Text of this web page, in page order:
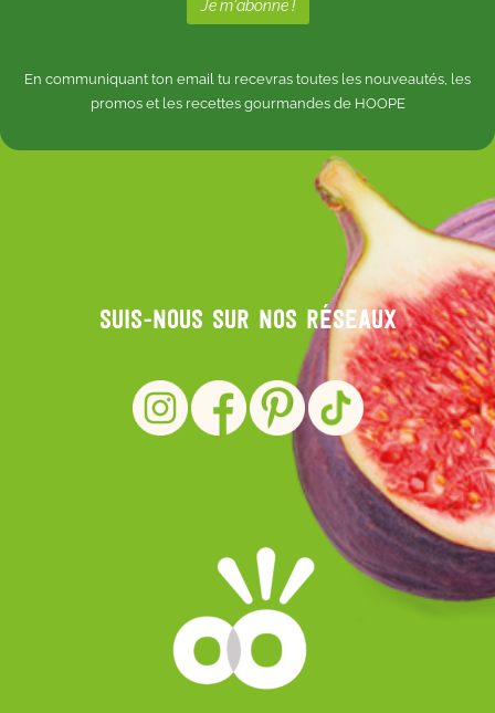
En communiquant ton email tu recevras toutes les nouveautés, les
promos et les recettes gourmandes de HOOPE
Suis-nous sur nos réseaux